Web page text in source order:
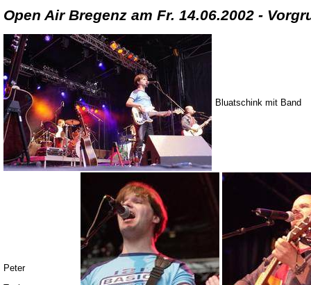
Open Air Bregenz am Fr. 14.06.2002 -
Bluatschink mit Band
Peter